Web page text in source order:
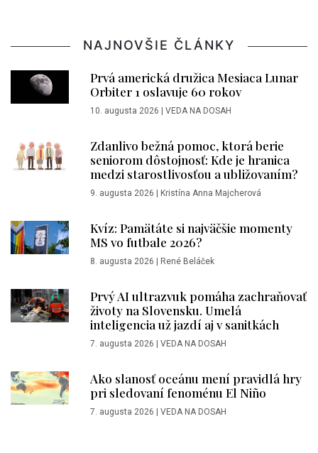
NAJNOVŠIE ČLÁNKY
Prvá americká družica Mesiaca Lunar
Orbiter 1 oslavuje 60 rokov
10. augusta 2026 VEDA NA DOSAH
Zdanlivo bežná pomoc, ktorá berie
seniorom dôstojnosť: Kde je hranica
medzi starostlivosťou a ubližovaním?
9. augusta 2026 Kristína Anna Majcherová
Kvíz: Pamätáte si najväčšie momenty
MS vo futbale 2026?
8. augusta 2026 René Beláček
Prvý AI ultrazvuk pomáha zachraňovať
životy na Slovensku. Umelá
inteligencia už jazdí aj v sanitkách
7. augusta 2026 VEDA NA DOSAH
Ako slanosť oceánu mení pravidlá hry
pri sledovaní fenoménu El Niño
7. augusta 2026 VEDA NA DOSAH